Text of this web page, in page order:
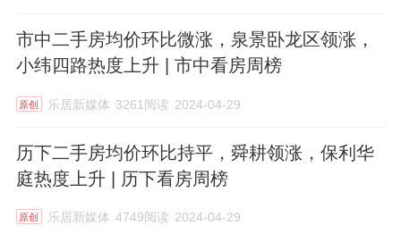
市中二手房均价环比微涨，泉景卧龙区领涨，
小纬四路热度上升 | 市中看房周榜
原创 乐居新媒体 3261阅读 2024-04-29
历下二手房均价环比持平，舜耕领涨，保利华
庭热度上升 | 历下看房周榜
原创 乐居新媒体 4749阅读 2024-04-29